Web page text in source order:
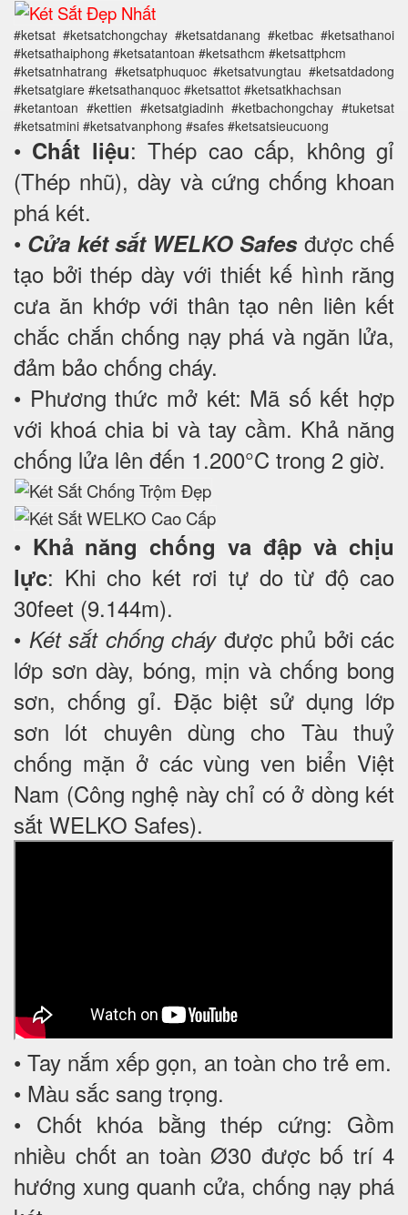
#ketsat #ketsatchongchay #ketsatdanang #ketbac #ketsathanoi
#ketsathaiphong #ketsatantoan #ketsathcm #ketsattphcm
#ketsatnhatrang #ketsatphuquoc #ketsatvungtau #ketsatdadong
#ketsatgiare #ketsathanquoc #ketsattot #ketsatkhachsan
#ketantoan #kettien #ketsatgiadinh #ketbachongchay #tuketsat
#ketsatmini #ketsatvanphong #safes #ketsatsieucuong
• Chất liệu: Thép cao cấp, không gỉ
(Thép nhũ), dày và cứng chống khoan
phá két.
• Cửa két sắt WELKO Safesđược chế
tạo bởi thép dày với thiết kế hình răng
cưa ăn khớp với thân tạo nên liên kết
chắc chắn chống nạy phá và ngăn lửa,
đảm bảo chống cháy.
• Phương thức mở két: Mã số kết hợp
với khoá chia bi và tay cầm. Khả năng
chống lửa lên đến 1.200°C trong 2 giờ.
• Khả năng chống va đập và chịu
lực: Khi cho két rơi tự do từ độ cao
30feet (9.144m).
• Két sắt chống cháyđược phủ bởi các
lớp sơn dày, bóng, mịn và chống bong
sơn, chống gỉ. Đặc biệt sử dụng lớp
sơn lót chuyên dùng cho Tàu thuỷ
chống mặn ở các vùng ven biển Việt
Nam (Công nghệ này chỉ có ở dòng két
sắt WELKO Safes).
• Tay nắm xếp gọn, an toàn cho trẻ em.
• Màu sắc sang trọng.
• Chốt khóa bằng thép cứng: Gồm
nhiều chốt an toàn Ø30 được bố trí 4
hướng xung quanh cửa, chống nạy phá